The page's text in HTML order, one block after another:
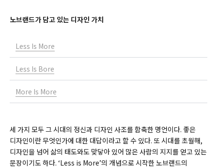
노브랜드가 담고 있는 디자인 가치
Less Is More
Less Is Bore
More Is More
세 가지 모두 그 시대의 정신과 디자인 사조를 함축한 명언이다. 좋은
디자인이란 무엇인가에 대한 대답이라고 할 수 있다. 또 시대를 초월해,
디자인을 넘어 삶의 태도와도 맞닿아 있어 많은 사람의 지지를 얻고 있는
문장이기도 하다. ‘Less is More’의 개념으로 시작한 노브랜드의